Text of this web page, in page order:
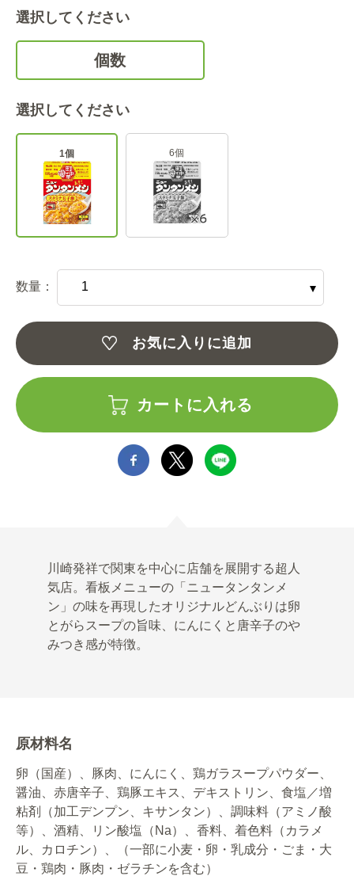
選択してください
個数
選択してください
1個 6個
数量：
お気に入りに追加
カートに入れる
川崎発祥で関東を中心に店舗を展開する超人
気店。看板メニューの「ニュータンタンメ
ン」の味を再現したオリジナルどんぶりは卵
とがらスープの旨味、にんにくと唐辛子のや
みつき感が特徴。
原材料名
卵（国産）、豚肉、にんにく、鶏ガラスープパウダー、
醤油、赤唐辛子、鶏豚エキス、デキストリン、食塩／増
粘剤（加工デンプン、キサンタン）、調味料（アミノ酸
等）、酒精、リン酸塩（Na）、香料、着色料（カラメ
ル、カロチン）、（一部に小麦・卵・乳成分・ごま・大
豆・鶏肉・豚肉・ゼラチンを含む）